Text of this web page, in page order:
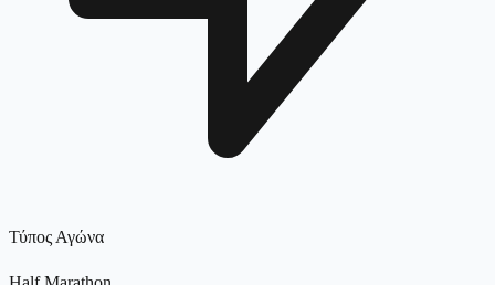
Τύπος Αγώνα